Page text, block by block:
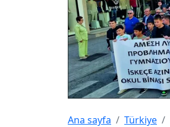
Ana sayfa Türkiye